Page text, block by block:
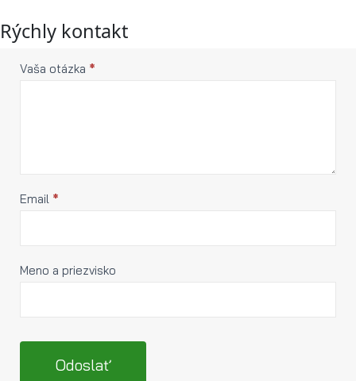
Rýchly kontakt
Rýchly
Vaša otázka *
Email *
Meno a priezvisko
If you
Odoslať